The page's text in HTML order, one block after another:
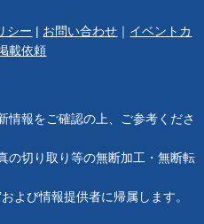
シー お問い合わせ
イベントカ
載依頼
情報をご確認の上、ご参考くださ
の切り取り等の無断加工・無断転
よび情報提供者に帰属します。